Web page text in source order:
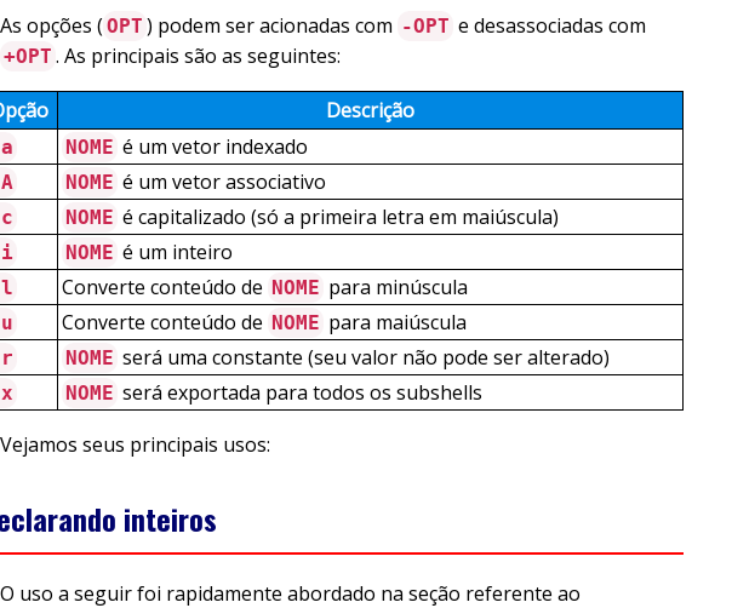
As opções (OPT ) podem ser acionadas com -OPT e desassociadas com
+OPT . As principais são as seguintes:
Descrição
NOME é um vetor indexado
NOME é um vetor associativo
NOME é capitalizado (só a primeira letra em maiúscula)
NOME é um inteiro
Converte conteúdo de NOME para minúscula
Converte conteúdo de NOME para maiúscula
NOME será uma constante (seu valor não pode ser alterado)
NOME será exportada para todos os subshells
Vejamos seus principais usos:
inteiros
O uso a seguir foi rapidamente abordado na seção referente ao